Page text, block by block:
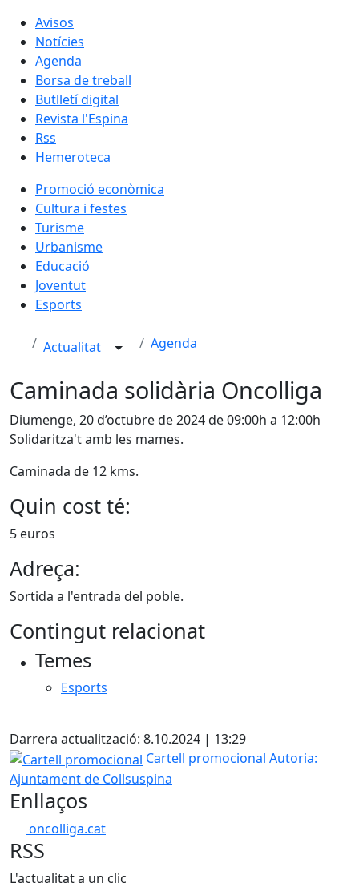
Avisos
Notícies
Agenda
Borsa de treball
Butlletí digital
Revista l'Espina
Rss
Hemeroteca
Promoció econòmica
Cultura i festes
Turisme
Urbanisme
Educació
Joventut
Esports
Actualitat Agenda
Caminada solidària Oncolliga
Diumenge, 20 d’octubre de 2024 de 09:00h a 12:00h
Solidaritza't amb les mames.
Caminada de 12 kms.
Quin cost té:
5 euros
Adreça:
Sortida a l'entrada del poble.
Contingut relacionat
Temes
Esports
Darrera actualització: 8.10.2024 | 13:29
Cartell promocional
Cartell promocional Autoria:
Ajuntament de Collsuspina
Enllaços
oncolliga.cat
RSS
L'actualitat a un clic